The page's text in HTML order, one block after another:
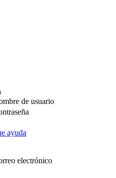
de usuario
ayuda
electrónico